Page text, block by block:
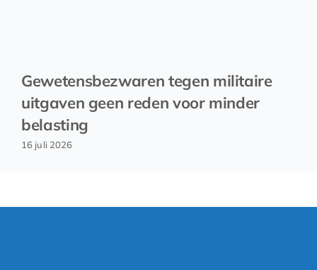
Gewetensbezwaren tegen militaire
uitgaven geen reden voor minder
belasting
16 juli 2026